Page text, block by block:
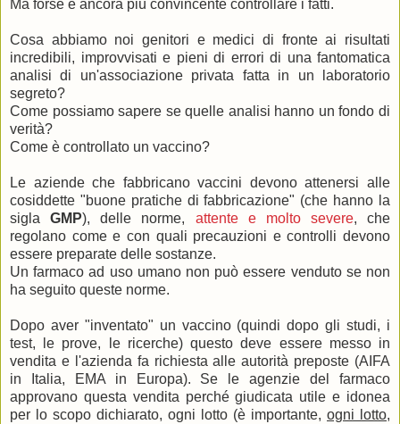
Ma forse è ancora più convincente controllare i fatti.
Cosa abbiamo noi genitori e medici di fronte ai risultati
incredibili, improvvisati e pieni di errori di una fantomatica
analisi di un'associazione privata fatta in un laboratorio
segreto?
Come possiamo sapere se quelle analisi hanno un fondo di
verità?
Come è controllato un vaccino?
Le aziende che fabbricano vaccini devono attenersi alle
cosiddette "buone pratiche di fabbricazione" (che hanno la
siglaGMP), delle norme, attente e molto severe, che
regolano come e con quali precauzioni e controlli devono
essere preparate delle sostanze.
Un farmaco ad uso umano non può essere venduto se non
ha seguito queste norme.
Dopo aver "inventato" un vaccino (quindi dopo gli studi, i
test, le prove, le ricerche) questo deve essere messo in
vendita e l'azienda fa richiesta alle autorità preposte (AIFA
in Italia, EMA in Europa). Se le agenzie del farmaco
approvano questa vendita perché giudicata utile e idonea
per lo scopo dichiarato, ogni lotto (è importante, ogni lotto,